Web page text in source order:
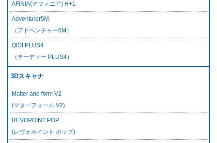
AFINIA(アフィニア) H+1
Adventurer5M
（アドベンチャー5M）
QIDI PLUS4
（チーディー PLUS4）
3Dスキャナ
Matter and form V2
(マターフォーム V2)
REVOPOINT POP
(レヴォポイント ポップ)